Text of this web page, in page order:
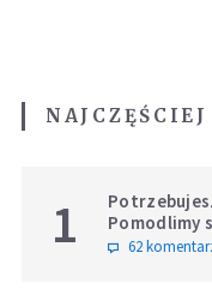
1
Pomodlimy
intencji
62